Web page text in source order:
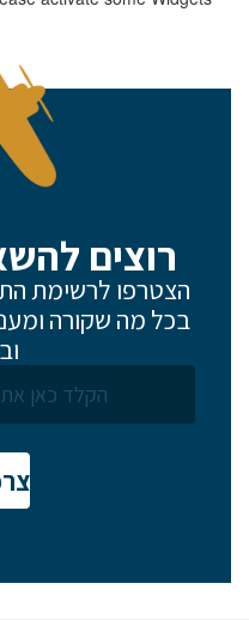
רוצים
הצטרפו לרשימת
בכל מה שקורה
סימן